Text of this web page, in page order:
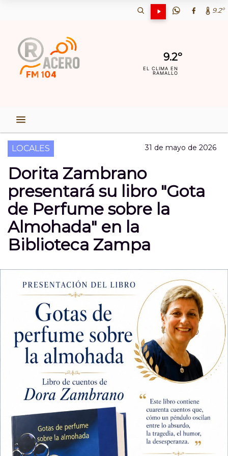
9.2º
9.2º
EL CLIMA EN
RAMALLO
LOCALES 31 de mayo de 2026
Dorita Zambrano
presentará su libro "Gota
de Perfume sobre la
Almohada" en la
Biblioteca Zampa